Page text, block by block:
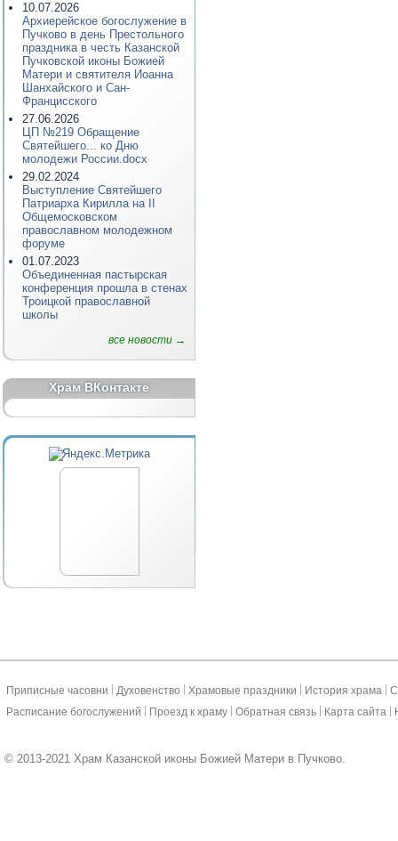
10.07.2026
Архиерейское богослужение в
Пучково в день Престольного
праздника в честь Казанской
Пучковской иконы Божией
Матери и святителя Иоанна
Шанхайского и Сан-
Францисского
27.06.2026
ЦП №219 Обращение
Святейшего... ко Дню
молодежи России.docx
29.02.2024
Выступление Святейшего
Патриарха Кирилла на II
Общемосковском
православном молодежном
форуме
01.07.2023
Объединенная пастырская
конференция прошла в стенах
Троицкой православной
школы
все новости →
Храм ВКонтакте
Приписные часовни Духовенство Храмовые праздники История храма
Расписание богослужений
Проезд к храму Обратная связь Карта сайта
© 2013-2021 Храм Казанской иконы Божией Матери в Пучково.